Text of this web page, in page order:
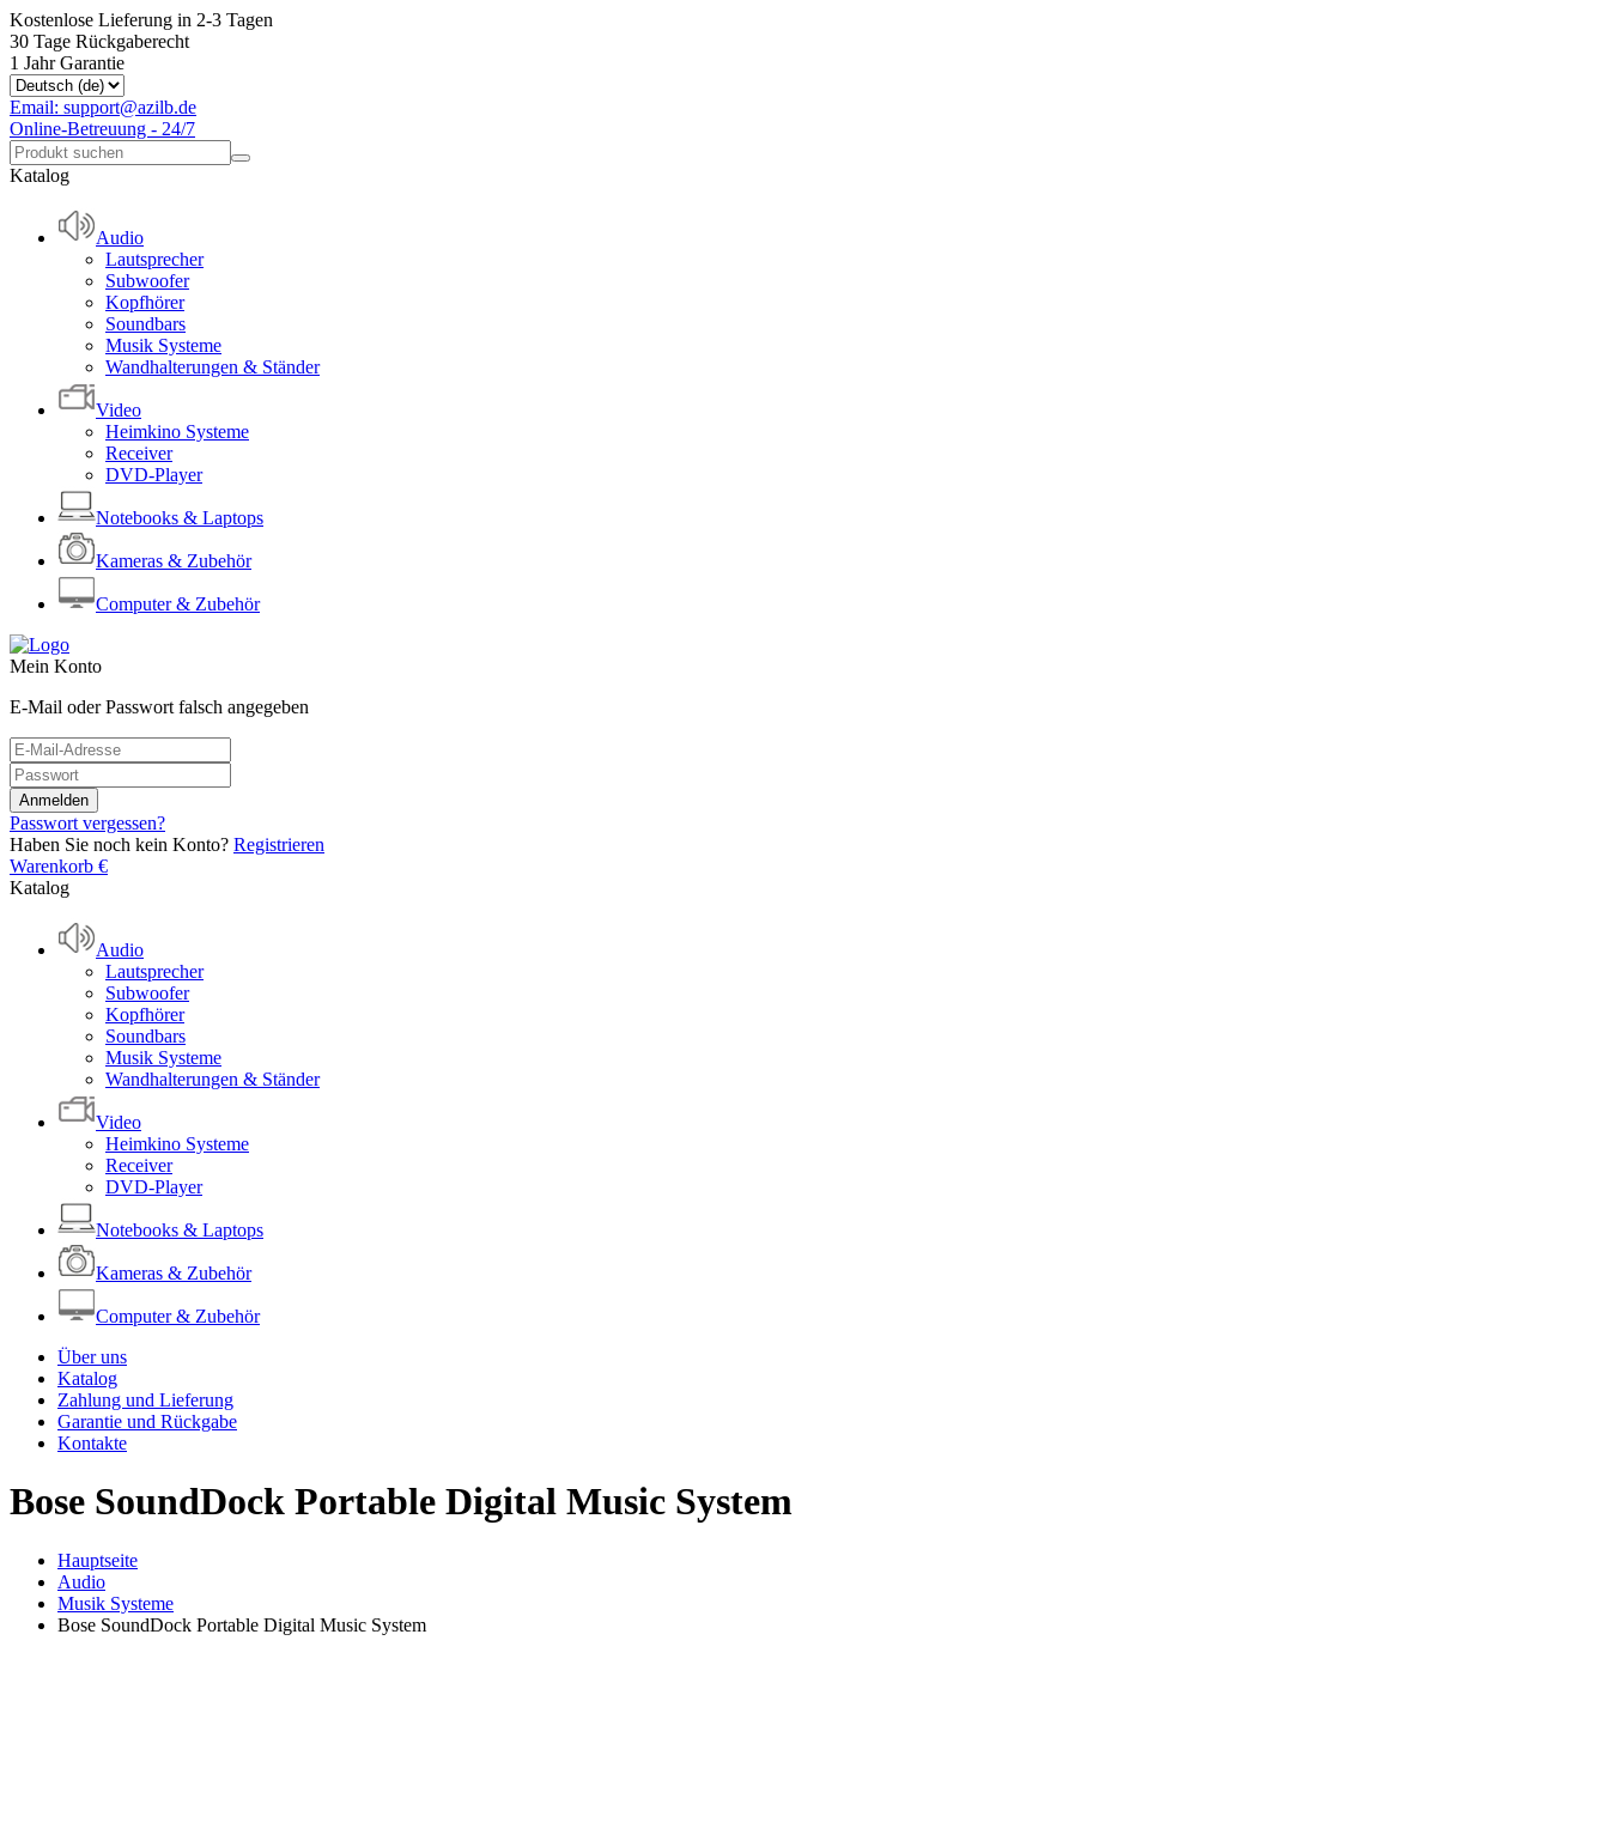
Kostenlose Lieferung in 2-3 Tagen
30 Tage Rückgaberecht
1 Jahr Garantie
Email: support@azilb.de
Online-Betreuung - 24/7
Katalog
Audio
Lautsprecher
Subwoofer
Kopfhörer
Soundbars
Musik Systeme
Wandhalterungen & Ständer
Video
Heimkino Systeme
Receiver
DVD-Player
Notebooks & Laptops
Kameras & Zubehör
Computer & Zubehör
Mein Konto
E-Mail oder Passwort falsch angegeben
Passwort vergessen?
Haben Sie noch kein Konto? Registrieren
Warenkorb €
Katalog
Audio
Lautsprecher
Subwoofer
Kopfhörer
Soundbars
Musik Systeme
Wandhalterungen & Ständer
Video
Heimkino Systeme
Receiver
DVD-Player
Notebooks & Laptops
Kameras & Zubehör
Computer & Zubehör
Über uns
Katalog
Zahlung und Lieferung
Garantie und Rückgabe
Kontakte
Bose SoundDock Portable Digital Music System
Hauptseite
Audio
Musik Systeme
Bose SoundDock Portable Digital Music System